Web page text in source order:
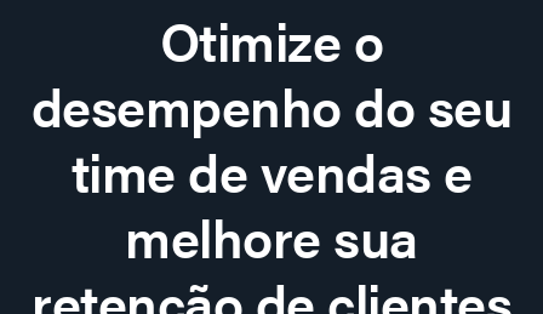
Otimize o
desempenho do seu
time de vendas e
melhore sua